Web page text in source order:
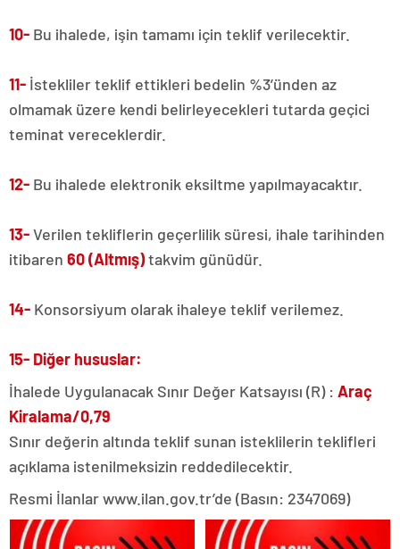
10- Bu ihalede, işin tamamı için teklif verilecektir.
11- İstekliler teklif ettikleri bedelin %3’ünden az
olmamak üzere kendi belirleyecekleri tutarda geçici
teminat vereceklerdir.
12- Bu ihalede elektronik eksiltme yapılmayacaktır.
13-Verilen tekliflerin geçerlilik süresi, ihale tarihinden
itibaren 60 (Altmış)takvim günüdür.
14- Konsorsiyum olarak ihaleye teklif verilemez.
15- Diğer hususlar:
İhalede Uygulanacak Sınır Değer Katsayısı (R) : Araç
Kiralama/0,79
Sınır değerin altında teklif sunan isteklilerin teklifleri
açıklama istenilmeksizin reddedilecektir.
Resmi İlanlar www.ilan.gov.tr’de (Basın: 2347069)